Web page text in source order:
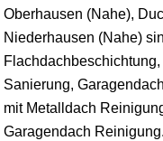
Oberhausen (Nahe),
Niederhausen (Nahe)
Sanierung,
mit Metalldach
Garagendach